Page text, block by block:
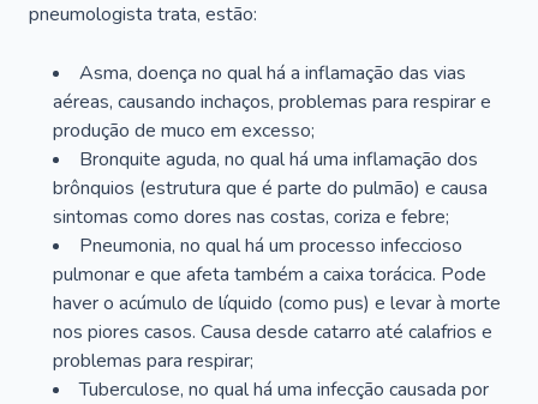
pneumologista trata, estão:
Asma, doença no qual há a inflamação das vias
aéreas, causando inchaços, problemas para respirar e
produção de muco em excesso;
Bronquite aguda, no qual há uma inflamação dos
brônquios (estrutura que é parte do pulmão) e causa
sintomas como dores nas costas, coriza e febre;
Pneumonia, no qual há um processo infeccioso
pulmonar e que afeta também a caixa torácica. Pode
haver o acúmulo de líquido (como pus) e levar à morte
nos piores casos. Causa desde catarro até calafrios e
problemas para respirar;
Tuberculose, no qual há uma infecção causada por